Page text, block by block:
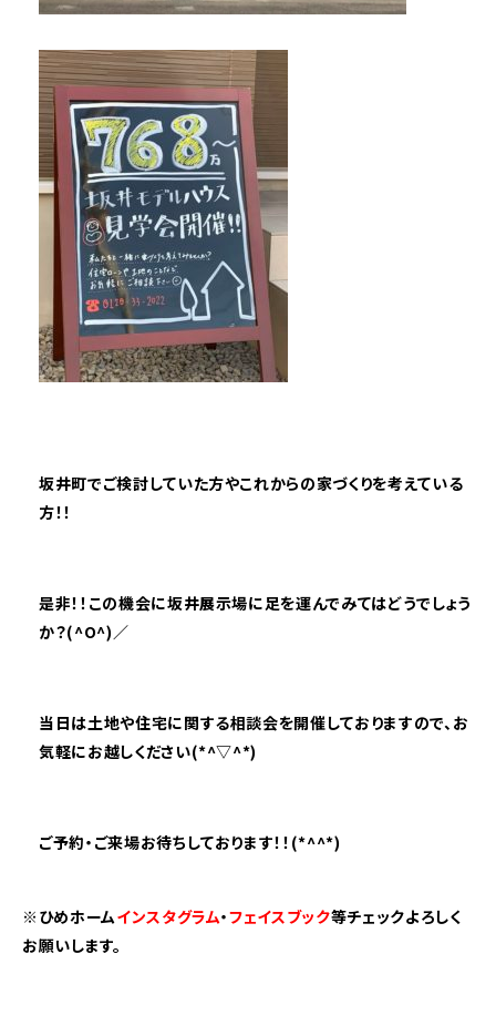
坂井町でご検討していた方やこれからの家づくりを考えている
方！！
是非！！この機会に坂井展示場に足を運んでみてはどうでしょう
か？(^O^)／
当日は土地や住宅に関する相談会を開催しておりますので、お
気軽にお越しください(*^▽^*)
ご予約・ご来場お待ちしております！！(*^^*)
※ひめホームインスタグラム・フェイスブック等チェックよろしく
お願いします。